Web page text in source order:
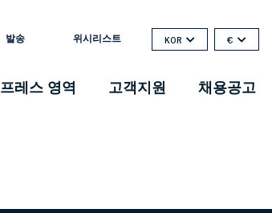
발송 위시리스트 KOR €
프레스 영역 고객지원 채용공고